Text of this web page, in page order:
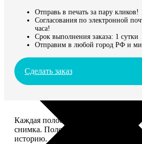
Отправь в печать за пару кликов!
Согласования по электронной
часа!
Срок выполнения заказа: 1 сутки
Отправим в любой город РФ и
Сделать заказ
Каждая полоска размером 5*20
снимка. Полоски объединяют
историю.